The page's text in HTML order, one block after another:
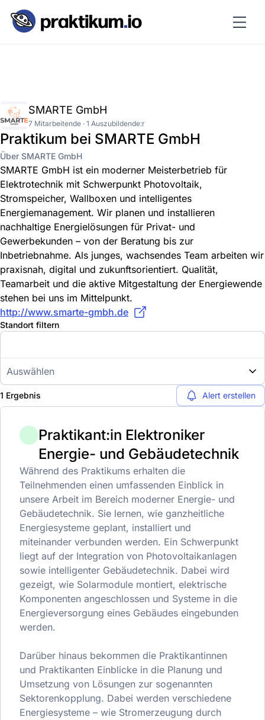
SMARTE GmbH
7 Mitarbeitende · 1 Auszubildende:r
Praktikum bei SMARTE GmbH
Über SMARTE GmbH
SMARTE GmbH ist ein moderner Meisterbetrieb für
Elektrotechnik mit Schwerpunkt Photovoltaik,
Stromspeicher, Wallboxen und intelligentes
Energiemanagement. Wir planen und installieren
nachhaltige Energielösungen für Privat- und
Gewerbekunden – von der Beratung bis zur
Inbetriebnahme. Als junges, wachsendes Team arbeiten wir
praxisnah, digital und zukunftsorientiert. Qualität,
Teamarbeit und die aktive Mitgestaltung der Energiewende
stehen bei uns im Mittelpunkt.
http://www.smarte-gmbh.de
Standort filtern
Auswählen
1 Ergebnis Alert erstellen
Praktikant:in Elektroniker
Energie- und Gebäudetechnik
Während des Praktikums erhalten die
Teilnehmenden einen umfassenden Einblick in
unsere Arbeit im Bereich moderner Energie- und
Gebäudetechnik. Sie lernen, wie ganzheitliche
Energiesysteme geplant, installiert und
miteinander verbunden werden. Ein Schwerpunkt
liegt auf der Integration von Photovoltaikanlagen
sowie intelligenter Gebäudetechnik. Dabei wird
gezeigt, wie Solarmodule montiert, elektrische
Komponenten angeschlossen und Systeme in die
Energieversorgung eines Gebäudes eingebunden
werden.
Darüber hinaus bekommen die Praktikantinnen
und Praktikanten Einblicke in die Planung und
Umsetzung von Lösungen zur sogenannten
Sektorenkopplung. Dabei werden verschiedene
Energiesysteme – wie Stromerzeugung durch